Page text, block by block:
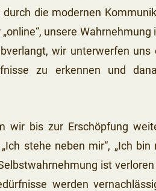
die modernen
unsere Wahrnehmung
wir unterwerfen uns
zu erkennen und
wir bis zur Erschöpfung
stehe neben mir“, „Ich
ist
werden